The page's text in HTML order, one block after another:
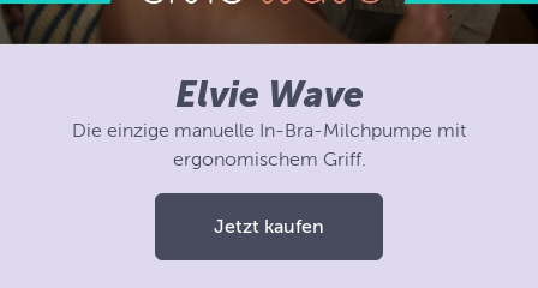
Elvie Wave
Die einzige manuelle In-Bra-Milchpumpe mit
ergonomischem Griff.
Jetzt kaufen